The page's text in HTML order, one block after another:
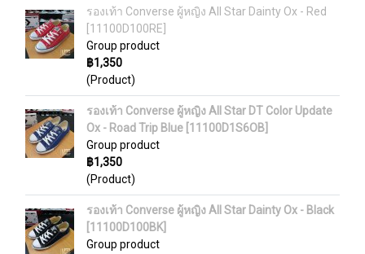
รองเท้า Converse ผู้หญิง All Star Dainty Ox - Red
[11100D100RE]
Group product
฿1,350
(Product)
รองเท้า Converse ผู้หญิง All Star DT Color Update
Ox - Road Trip Blue [11100D1S6OB]
Group product
฿1,350
(Product)
รองเท้า Converse ผู้หญิง All Star Dainty Ox - Black
[11100D100BK]
Group product